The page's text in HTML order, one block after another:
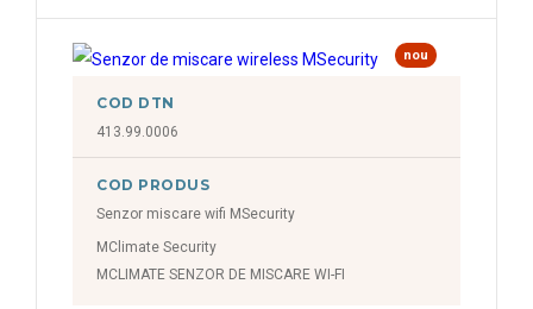
nou
COD DTN
413.99.0006
COD PRODUS
Senzor miscare wifi MSecurity
MClimate Security
MCLIMATE SENZOR DE MISCARE WI-FI